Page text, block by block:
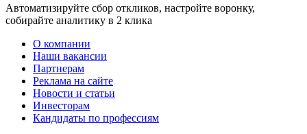
Автоматизируйте сбор откликов, настройте воронку,
собирайте аналитику в 2 клика
О компании
Наши вакансии
Партнерам
Реклама на сайте
Новости и статьи
Инвесторам
Кандидаты по профессиям